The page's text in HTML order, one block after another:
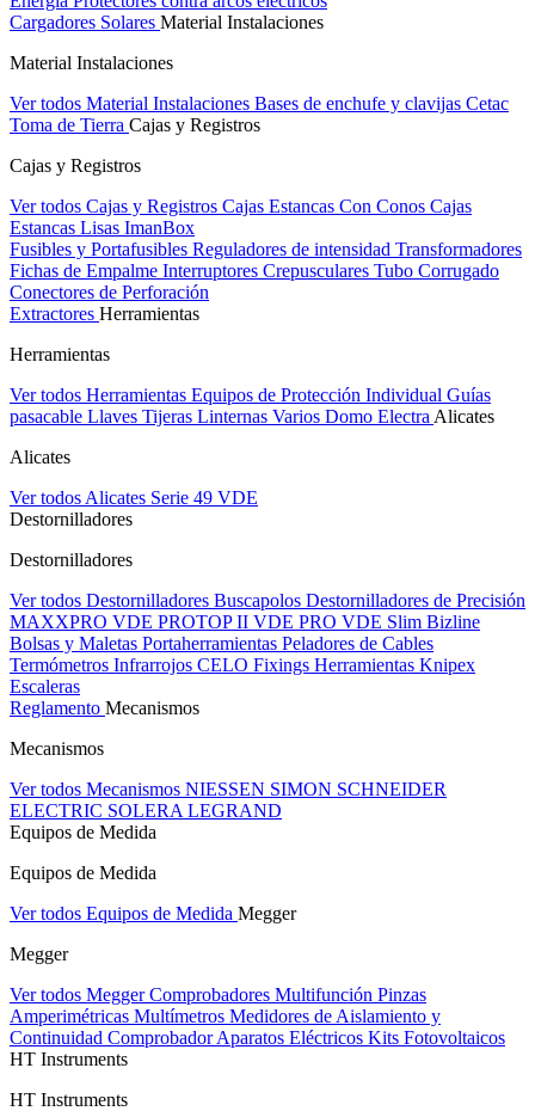
Cargadores Solares Material Instalaciones
Material Instalaciones
Ver todos Material Instalaciones Bases de enchufe y clavijas Cetac
Toma de Tierra Cajas y Registros
Cajas y Registros
Ver todos Cajas y Registros Cajas Estancas Con Conos Cajas
Estancas Lisas ImanBox
Fusibles y Portafusibles Reguladores de intensidad Transformadores
Fichas de Empalme Interruptores Crepusculares Tubo Corrugado
Conectores de Perforación
Extractores Herramientas
Herramientas
Ver todos Herramientas Equipos de Protección Individual Guías
pasacable Llaves Tijeras Linternas Varios Domo Electra Alicates
Alicates
Ver todos Alicates Serie 49 VDE
Destornilladores
Destornilladores
Ver todos Destornilladores Buscapolos Destornilladores de Precisión
MAXXPRO VDE PROTOP II VDE PRO VDE Slim Bizline
Bolsas y Maletas Portaherramientas Peladores de Cables
Termómetros Infrarrojos CELO Fixings Herramientas Knipex
Escaleras
Reglamento Mecanismos
Mecanismos
Ver todos Mecanismos NIESSEN SIMON SCHNEIDER
ELECTRIC SOLERA LEGRAND
Equipos de Medida
Equipos de Medida
Ver todos Equipos de Medida Megger
Megger
Ver todos MeggerComprobadores Multifunción Pinzas
Amperimétricas Multímetros Medidores de Aislamiento y
Continuidad Comprobador Aparatos Eléctricos Kits Fotovoltaicos
HT Instruments
HT Instruments